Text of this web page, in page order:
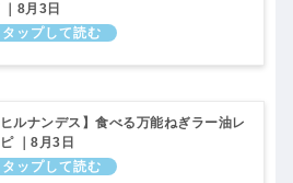
｜8月3日
ヒルナンデス】食べる万能ねぎラー油レ
｜8月3日